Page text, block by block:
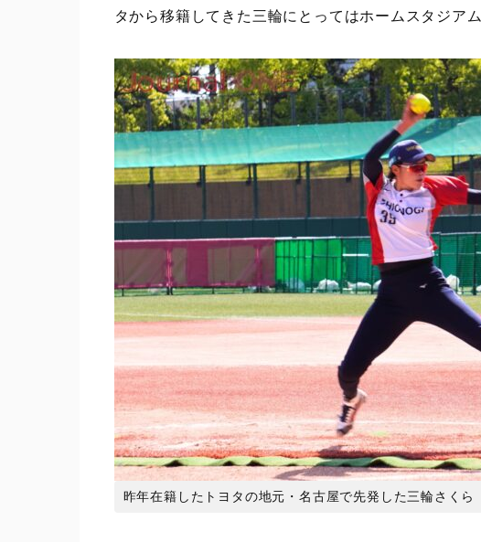
タから移籍してきた三輪にとってはホームスタジア
昨年在籍したトヨタの地元・名古屋で先発した三輪さく